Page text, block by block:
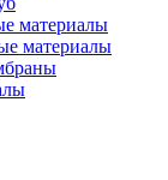
материалы
материалы